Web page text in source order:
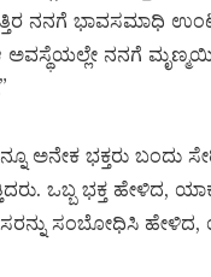
ನನಗೆ ಭಾವಸಮಾಧಿ
ನನಗೆ
ಅನೇಕ ಭಕ್ತರು ಬಂದು
ಒಬ್ಬ ಭಕ್ತ ಹೇಳಿದ,
ಸಂಬೋಧಿಸಿ ಹೇಳಿದ,